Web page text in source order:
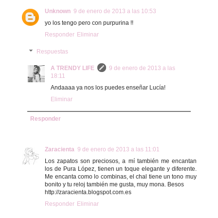
Unknown 9 de enero de 2013 a las 10:53
yo los tengo pero con purpurina !!
Responder Eliminar
Respuestas
A TRENDY LIFE
9 de enero de 2013 a las
18:11
Andaaaa ya nos los puedes enseñar Lucía!
Eliminar
Responder
Zaracienta 9 de enero de 2013 a las 11:01
Los zapatos son preciosos, a mí también me encantan
los de Pura López, tienen un toque elegante y diferente.
Me encanta como lo combinas, el chal tiene un tono muy
bonito y tu reloj también me gusta, muy mona. Besos
http://zaracienta.blogspot.com.es
Responder Eliminar